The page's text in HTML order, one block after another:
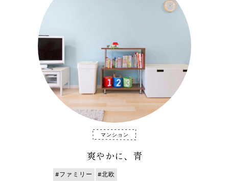
マンション
爽やかに、青
#ファミリー #北欧